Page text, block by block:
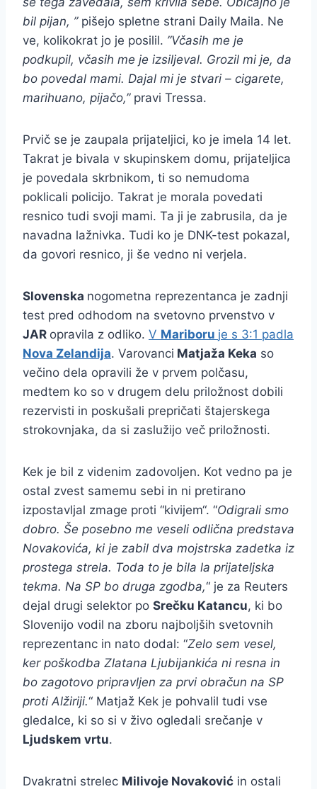
bil pijan, ” pišejo spletne strani Daily Maila. Ne
ve, kolikokrat jo je posilil. ”Včasih me je
podkupil, včasih me je izsiljeval. Grozil mi je, da
bo povedal mami. Dajal mi je stvari – cigarete,
marihuano, pijačo,”pravi Tressa.
Prvič se je zaupala prijateljici, ko je imela 14 let.
Takrat je bivala v skupinskem domu, prijateljica
je povedala skrbnikom, ti so nemudoma
poklicali policijo. Takrat je morala povedati
resnico tudi svoji mami. Ta ji je zabrusila, da je
navadna lažnivka. Tudi ko je DNK-test pokazal,
da govori resnico, ji še vedno ni verjela.
Slovenska nogometna reprezentanca je zadnji
test pred odhodom na svetovno prvenstvo v
JAR opravila z odliko. V Mariboru je s 3:1 padla
Nova Zelandija. Varovanci Matjaža Keka so
večino dela opravili že v prvem polčasu,
medtem ko so v drugem delu priložnost dobili
rezervisti in poskušali prepričati štajerskega
strokovnjaka, da si zaslužijo več priložnosti.
Kek je bil z videnim zadovoljen. Kot vedno pa je
ostal zvest samemu sebi in ni pretirano
izpostavljal zmage proti “kivijem“. “Odigrali smo
dobro. Še posebno me veseli odlična predstava
Novakovića, ki je zabil dva mojstrska zadetka iz
prostega strela. Toda to je bila la prijateljska
tekma. Na SP bo druga zgodba,“ je za Reuters
dejal drugi selektor po Srečku Katancu, ki bo
Slovenijo vodil na zboru najboljših svetovnih
reprezentanc in nato dodal: “Zelo sem vesel,
ker poškodba Zlatana Ljubijankića ni resna in
bo zagotovo pripravljen za prvi obračun na SP
proti Alžiriji.“ Matjaž Kek je pohvalil tudi vse
gledalce, ki so si v živo ogledali srečanje v
Ljudskem vrtu.
Dvakratni strelec Milivoje Novaković in ostali